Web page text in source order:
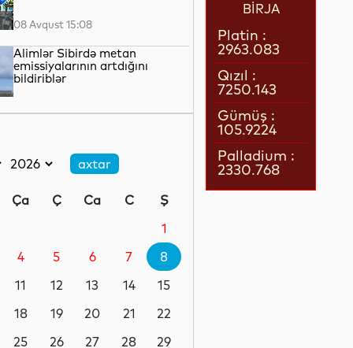
08 Avqust 15:08
Alimlər Sibirdə metan
emissiyalarının artdığını
bildiriblər
Prezidenti İlham Əliyevə zəng
edib
borcları rekord həddə çatıb
08 Avqust 12:17
SDU rektorundan sumqayıtlı
08 Avqust 12:06
Ça Ç Ca C
Ş
1
4 5 6 7
8
11 12 13 14
15
18 19 20 21
22
25 26 27 28
29
BİRJA
Platin :
2963.083
Qızıl :
7250.143
Gümüş :
105.9224
Palladium :
2330.768